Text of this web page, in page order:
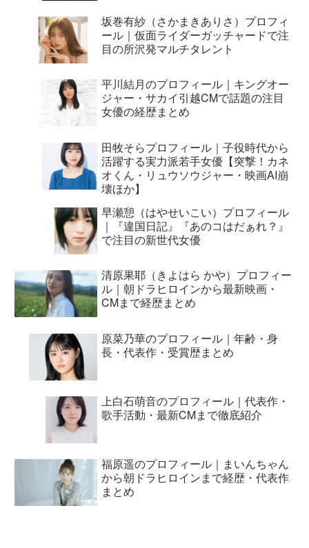
坂巻有紗（さかまきありさ）プロフィ
ール｜仮面ライダーガッチャードで注
目の所沢発マルチタレント
平川結月のプロフィール｜キングオー
ジャー・サカイ引越CMで話題の注目
女優の経歴まとめ
田牧そらプロフィール｜子役時代から
活躍する実力派若手女優【突撃！カネ
オくん・リュウソウジャー・映画AI崩
壊ほか】
早瀬憩（はやせいこい）プロフィール
｜『違国日記』『あのコはだぁれ？』
で注目の新世代女優
清原果耶（きよはら かや）プロフィー
ル｜朝ドラヒロインから最新映画・
CMまで経歴まとめ
原菜乃華のプロフィール｜年齢・身
長・代表作・受賞歴まとめ
上白石萌音のプロフィール｜代表作・
歌手活動・最新CMまで徹底紹介
福原遥のプロフィール｜まいんちゃん
から朝ドラヒロインまで経歴・代表作
まとめ